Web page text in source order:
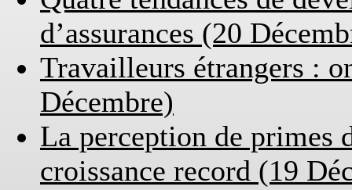
d’assurances (20
Travailleurs étrangers :
Décembre)
La perception de primes
croissance record (19